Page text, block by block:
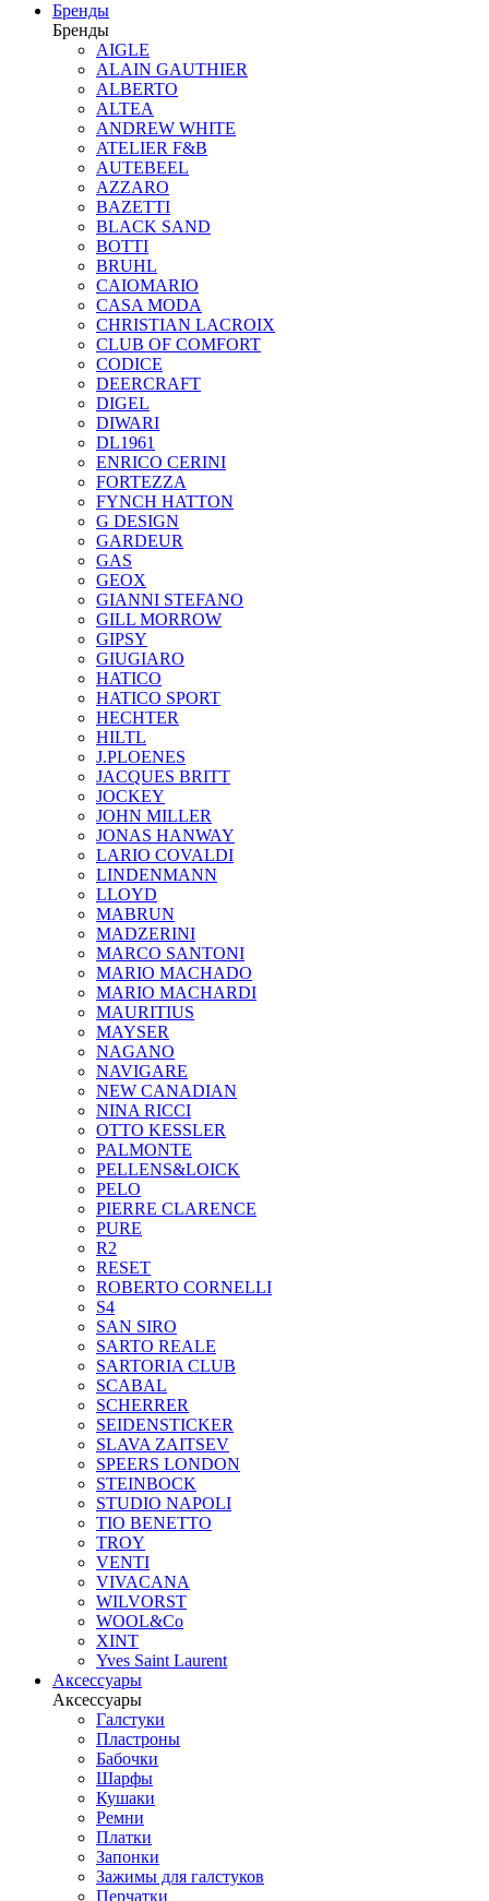
Бренды
Бренды
AIGLE
ALAIN GAUTHIER
ALBERTO
ALTEA
ANDREW WHITE
ATELIER F&B
AUTEBEEL
AZZARO
BAZETTI
BLACK SAND
BOTTI
BRUHL
CAIOMARIO
CASA MODA
CHRISTIAN LACROIX
CLUB OF COMFORT
CODICE
DEERCRAFT
DIGEL
DIWARI
DL1961
ENRICO CERINI
FORTEZZA
FYNCH HATTON
G DESIGN
GARDEUR
GAS
GEOX
GIANNI STEFANO
GILL MORROW
GIPSY
GIUGIARO
HATICO
HATICO SPORT
HECHTER
HILTL
J.PLOENES
JAСQUES BRITT
JOCKEY
JOHN MILLER
JONAS HANWAY
LARIO COVALDI
LINDENMANN
LLOYD
MABRUN
MADZERINI
MARCO SANTONI
MARIO MACHADO
MARIO MACHARDI
MAURITIUS
MAYSER
NAGANO
NAVIGARE
NEW CANADIAN
NINA RICCI
OTTO KESSLER
PALMONTE
PELLENS&LOICK
PELO
PIERRE CLARENCE
PURE
R2
RESET
ROBERTO CORNELLI
S4
SAN SIRO
SARTO REALE
SARTORIA CLUB
SCABAL
SCHERRER
SEIDENSTICKER
SLAVA ZAITSEV
SPEERS LONDON
STEINBOCK
STUDIO NAPOLI
TIO BENETTO
TROY
VENTI
VIVACANA
WILVORST
WOOL&Co
XINT
Yves Saint Laurent
Аксессуары
Аксессуары
Галстуки
Пластроны
Бабочки
Шарфы
Кушаки
Ремни
Платки
Запонки
Зажимы для галстуков
Перчатки